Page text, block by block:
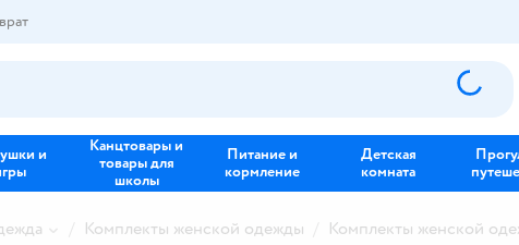
и
Канцтовары и
товары для
школы
Питание и
кормление
Детская
комната
Комплекты женской одежды Комплекты женской